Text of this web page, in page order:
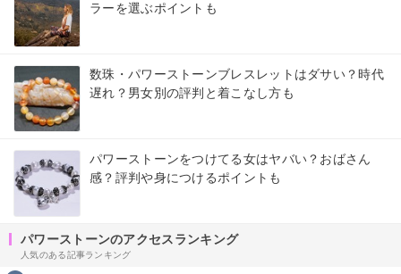
ラーを選ぶポイントも
数珠・パワーストーンブレスレットはダサい？時代
遅れ？男女別の評判と着こなし方も
パワーストーンをつけてる女はヤバい？おばさん
感？評判や身につけるポイントも
パワーストーンのアクセスランキング
人気のある記事ランキング